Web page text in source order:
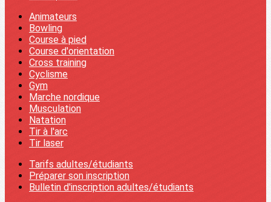
Animateurs
Bowling
Course à pied
Course d'orientation
Cross training
Cyclisme
Gym
Marche nordique
Musculation
Natation
Tir à l'arc
Tir laser
Tarifs adultes/étudiants
Préparer son inscription
Bulletin d'inscription adultes/étudiants